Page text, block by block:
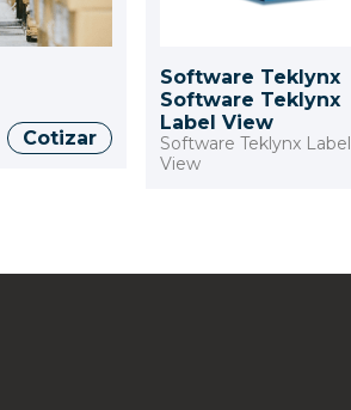
Cotizar
Software Teklynx
Software Teklynx
Label View
Software Teklynx Label
View